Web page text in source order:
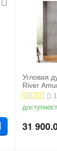
Угловая
River
1
31